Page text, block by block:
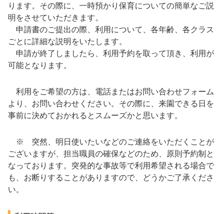
ります。その際に、一時預かり保育についての簡単なご説
明をさせていただきます。
申請書のご提出の際、利用について、各年齢、各クラス
ごとに詳細な説明をいたします。
申請が終了しましたら、利用予約を取って頂き、利用が
可能となります。
利用をご希望の方は、電話またはお問い合わせフォーム
より、お問い合わせください。その際に、来園できる日を
事前に決めておかれるとスムーズかと思います。
※ 突然、明日使いたいなどのご連絡をいただくことが
ございますが、担当職員の確保などのため、原則予約制と
なっております。突発的な事故等で利用希望される場合で
も、お断りすることがありますので、どうかご了承くださ
い。